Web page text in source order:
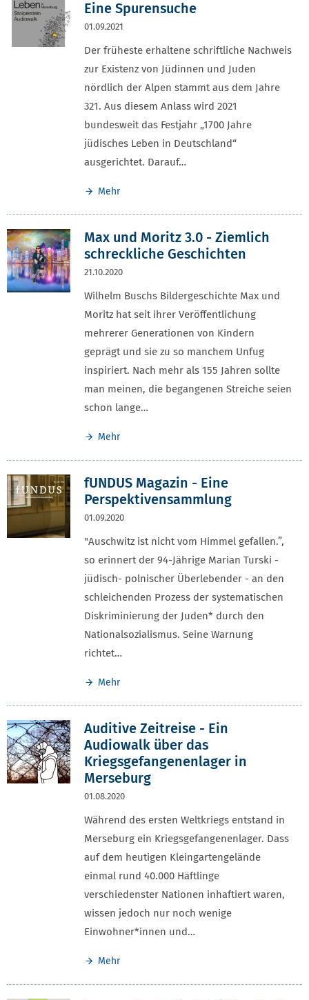
Eine Spurensuche
01.09.2021
Der früheste erhaltene schriftliche Nachweis
zur Existenz von Jüdinnen und Juden
nördlich der Alpen stammt aus dem Jahre
321. Aus diesem Anlass wird 2021
bundesweit das Festjahr „1700 Jahre
jüdisches Leben in Deutschland“
ausgerichtet. Darauf…
Mehr
Max und Moritz 3.0 - Ziemlich
schreckliche Geschichten
21.10.2020
Wilhelm Buschs Bildergeschichte Max und
Moritz hat seit ihrer Veröffentlichung
mehrerer Generationen von Kindern
geprägt und sie zu so manchem Unfug
inspiriert. Nach mehr als 155 Jahren sollte
man meinen, die begangenen Streiche seien
schon lange…
Mehr
fUNDUS Magazin - Eine
Perspektivensammlung
01.09.2020
"Auschwitz ist nicht vom Himmel gefallen.”,
so erinnert der 94-Jährige Marian Turski -
jüdisch- polnischer Überlebender - an den
schleichenden Prozess der systematischen
Diskriminierung der Juden* durch den
Nationalsozialismus. Seine Warnung
richtet…
Mehr
Auditive Zeitreise - Ein
Audiowalk über das
Kriegsgefangenenlager in
Merseburg
01.08.2020
Während des ersten Weltkriegs entstand in
Merseburg ein Kriegsgefangenenlager. Dass
auf dem heutigen Kleingartengelände
einmal rund 40.000 Häftlinge
verschiedenster Nationen inhaftiert waren,
wissen jedoch nur noch wenige
Einwohner*innen und…
Mehr